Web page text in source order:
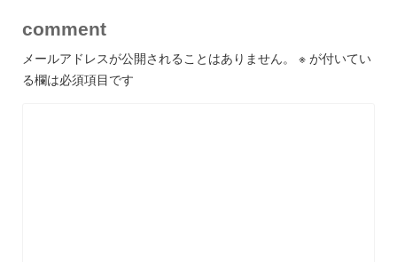
comment
メールアドレスが公開されることはありません。 ※ が付いてい
る欄は必須項目です